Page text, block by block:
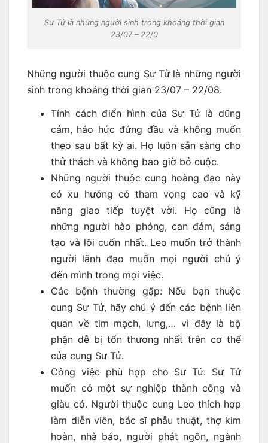
Sư Tử là những người sinh trong khoảng thời gian
23/07 – 22/0
Những người thuộc cung Sư Tử là những người
sinh trong khoảng thời gian 23/07 – 22/08.
Tính cách điển hình của Sư Tử là dũng
cảm, háo hức đứng đầu và không muốn
theo sau bất kỳ ai. Họ luôn sẵn sàng cho
thử thách và không bao giờ bỏ cuộc.
Những người thuộc cung hoàng đạo này
có xu hướng có tham vọng cao và kỹ
năng giao tiếp tuyệt vời. Họ cũng là
những người hào phóng, can đảm, sáng
tạo và lôi cuốn nhất. Leo muốn trở thành
người lãnh đạo muốn mọi người chú ý
đến mình trong mọi việc.
Các bệnh thường gặp: Nếu bạn thuộc
cung Sư Tử, hãy chú ý đến các bệnh liên
quan về tim mạch, lưng,… vì đây là bộ
phận dễ bị tổn thương nhất trên cơ thể
của cung Sư Tử.
Công việc phù hợp cho Sư Tử: Sư Tử
muốn có một sự nghiệp thành công và
giàu có. Người thuộc cung Leo thích hợp
làm diễn viên, bác sĩ phẫu thuật, thợ kim
hoàn, nhà báo, người phát ngôn, ngành